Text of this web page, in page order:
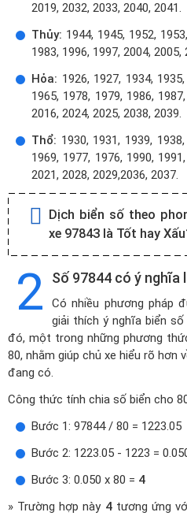
2019, 2032, 2033, 2040, 2041.
Thủy: 1944, 1945, 1952,
1983, 1996, 1997, 2004, 2005,
Hỏa: 1926, 1927, 1934,
1965, 1978, 1979, 1986,
2016, 2024, 2025, 2038, 2039.
Thổ: 1930, 1931, 1939,
1969, 1977, 1976, 1990,
2021, 2028, 2029,2036, 2037.
Dịch biển số theo
xe 97843 là Tốt hay
2 Số 97844 có ý nghĩa
Có nhiều phương pháp
giải thích ý nghĩa biển
đó, một trong những phương
80, nhằm giúp chủ xe hiểu rõ hơn
đang có.
Công thức tính chia số biển cho
Bước 1: 97844 / 80 = 1223.05
Bước 2: 1223.05 - 1223 =
Bước 3: 0.050 x 80 = 4
» Trường hợp này 4tương ứng